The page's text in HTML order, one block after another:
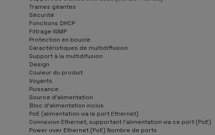
Trames géantes
Sécurité
Fonctions DHCP
Filtrage IGMP
Protection en boucle
Caractéristiques de multidiffusion
Support à la multidifusion
Design
Couleur du produit
Voyants
Puissance
Source d'alimentation
Bloc d'alimentation inclus
PoE (alimentation via le port Ethernet)
Connexion Ethernet, supportant l'alimentation via ce port (PoE)
Power over Ethernet (PoE) Nombre de ports